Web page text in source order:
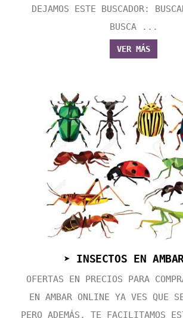
DEJAMOS ESTE BUSCADOR:
BUSCA ...
VER MÁS
➤ INSECTOS EN
OFERTAS EN PRECIOS PARA
EN AMBAR ONLINE YA VES QUE
PERO ADEMÁS, TE FACILITAMOS